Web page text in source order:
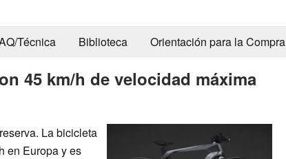
Técnica Biblioteca Orientación para la Compra
45 km/h de velocidad máxima
La bicicleta
en Europa y es